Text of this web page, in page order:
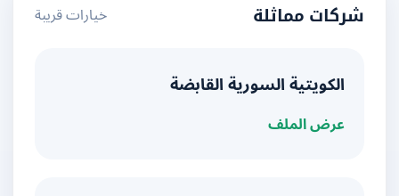
شركات مماثلة خيارات قريبة
الكويتية السورية القابضة
عرض الملف